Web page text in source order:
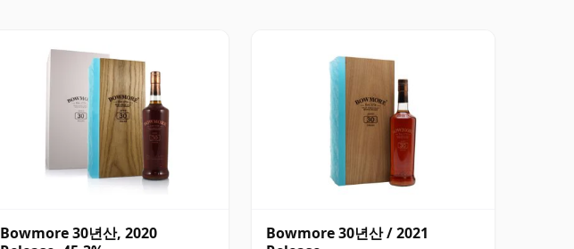
Bowmore 30년산, 2020
Bowmore 30년산 / 2021